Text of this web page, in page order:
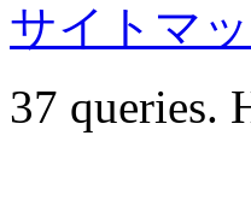
サイトマ
37 queries.